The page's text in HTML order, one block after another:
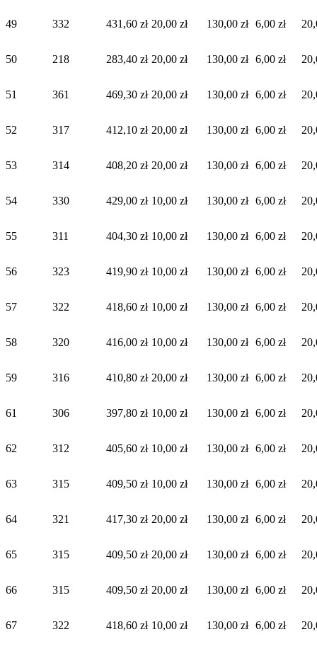
49 332 431,60 zł 20,00 zł 130,00 zł 6,00 zł
50 218 283,40 zł 20,00 zł 130,00 zł 6,00 zł
51 361 469,30 zł 20,00 zł 130,00 zł 6,00 zł
52 317 412,10 zł 20,00 zł 130,00 zł 6,00 zł
53 314 408,20 zł 20,00 zł 130,00 zł 6,00 zł
54 330 429,00 zł 10,00 zł 130,00 zł 6,00 zł
55 311 404,30 zł 10,00 zł 130,00 zł 6,00 zł
56 323 419,90 zł 10,00 zł 130,00 zł 6,00 zł
57 322 418,60 zł 10,00 zł 130,00 zł 6,00 zł
58 320 416,00 zł 10,00 zł 130,00 zł 6,00 zł
59 316 410,80 zł 20,00 zł 130,00 zł 6,00 zł
61 306 397,80 zł 10,00 zł 130,00 zł 6,00 zł
62 312 405,60 zł 10,00 zł 130,00 zł 6,00 zł
63 315 409,50 zł 10,00 zł 130,00 zł 6,00 zł
64 321 417,30 zł 20,00 zł 130,00 zł 6,00 zł
65 315 409,50 zł 20,00 zł 130,00 zł 6,00 zł
66 315 409,50 zł 20,00 zł 130,00 zł 6,00 zł
67 322 418,60 zł 10,00 zł 130,00 zł 6,00 zł